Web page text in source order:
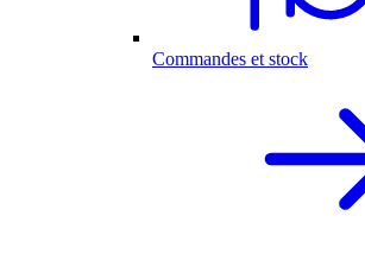
Commandes et stock